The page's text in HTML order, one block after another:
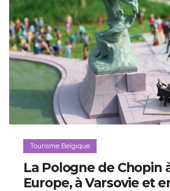
Tourisme Belgique
La Pologne de Chopin
Europe, à Varsovie et